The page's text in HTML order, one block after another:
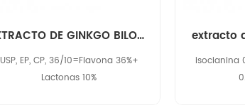
EXTRACTO DE GINKGO BILOBA 90045-36-6
USP, EP, CP, 36/10=Flavona 36%+
Lactonas 10%
extracto
isocianina